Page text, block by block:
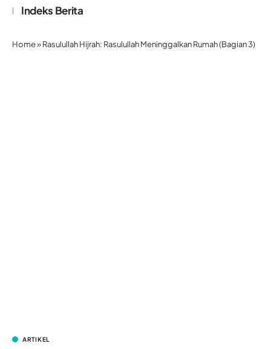
Indeks Berita
Home»Rasulullah Hijrah: Rasulullah Meninggalkan Rumah (Bagian 3)
ARTIKEL